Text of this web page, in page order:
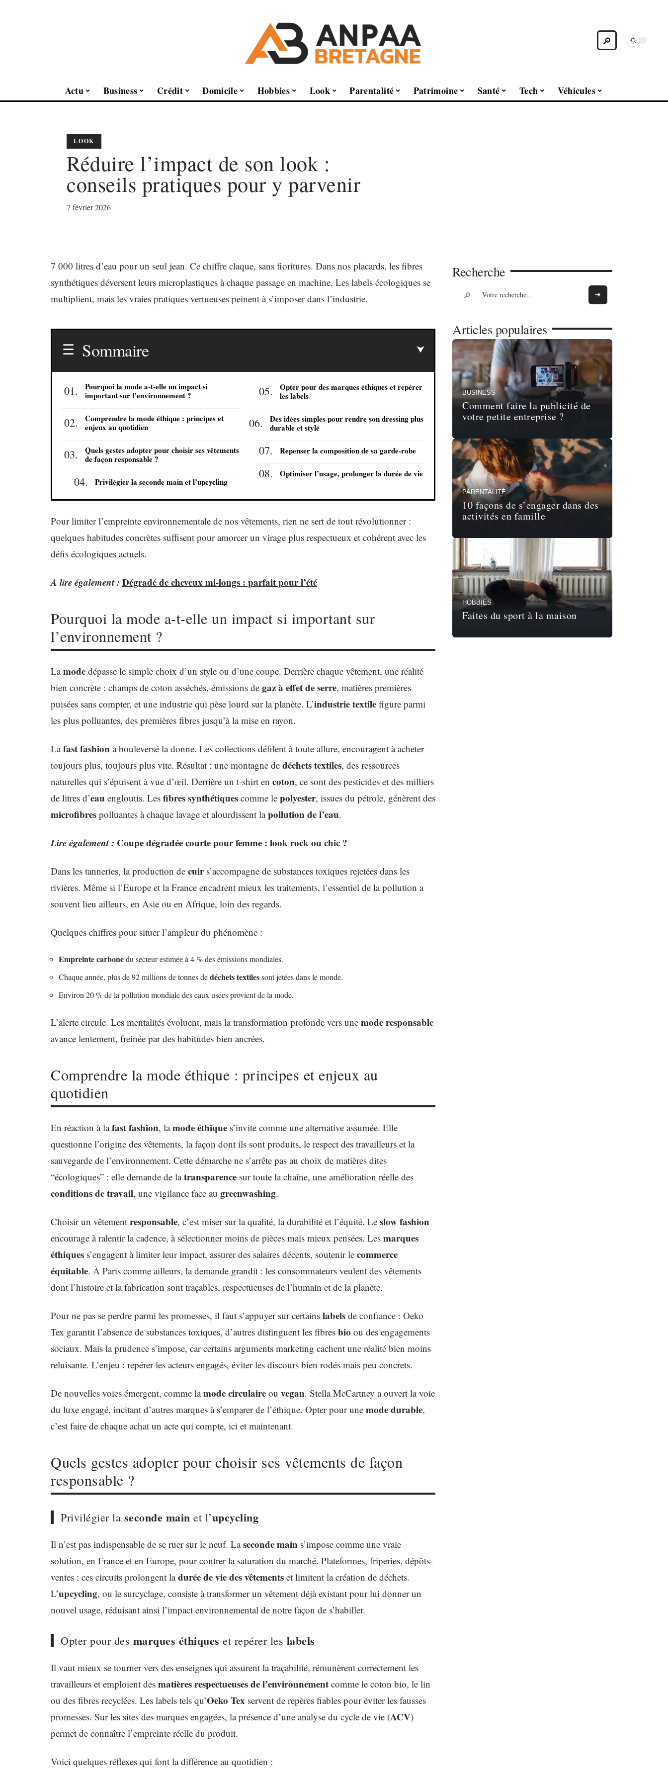
Actu Business Crédit Domicile Hobbies Look Parentalité Patrimoine Santé Tech Véhicules
LOOK
Réduire l’impact de son look :
conseils pratiques pour y parvenir
7 février 2026
7 000 litres d’eau pour un seul jean. Ce chiffre claque, sans fioritures. Dans nos placards, les fibres
synthétiques déversent leurs microplastiques à chaque passage en machine. Les labels écologiques se
multiplient, mais les vraies pratiques vertueuses peinent à s’imposer dans l’industrie.
Sommaire
Pourquoi la mode a-t-elle un impact si
important sur l’environnement ?
Comprendre la mode éthique : principes et
enjeux au quotidien
Quels gestes adopter pour choisir ses vêtements
de façon responsable ?
Privilégier la seconde main et l’upcycling
Opter pour des marques éthiques et repérer
les labels
Des idées simples pour rendre son dressing plus
durable et stylé
Repenser la composition de sa garde-robe
Optimiser l’usage, prolonger la durée de vie
Pour limiter l’empreinte environnementale de nos vêtements, rien ne sert de tout révolutionner :
quelques habitudes concrètes suffisent pour amorcer un virage plus respectueux et cohérent avec les
défis écologiques actuels.
A lire également : Dégradé de cheveux mi-longs : parfait pour l’été
Pourquoi la mode a-t-elle un impact si important sur
l’environnement ?
Lamode dépasse le simple choix d’un style ou d’une coupe. Derrière chaque vêtement, une réalité
bien concrète : champs de coton asséchés, émissions de gaz à effet de serre, matières premières
puisées sans compter, et une industrie qui pèse lourd sur la planète. L’industrie textile figure parmi
les plus polluantes, des premières fibres jusqu’à la mise en rayon.
Lafast fashion a bouleversé la donne. Les collections défilent à toute allure, encouragent à acheter
toujours plus, toujours plus vite. Résultat : une montagne de déchets textiles, des ressources
naturelles qui s’épuisent à vue d’œil. Derrière un t-shirt en coton, ce sont des pesticides et des milliers
de litres d’eau engloutis. Les fibres synthétiques comme le polyester, issues du pétrole, génèrent des
microfibres polluantes à chaque lavage et alourdissent lapollution de l’eau.
Lire également : Coupe dégradée courte pour femme : look rock ou chic ?
Dans les tanneries, la production de cuirs’accompagne de substances toxiques rejetées dans les
rivières. Même si l’Europe et la France encadrent mieux les traitements, l’essentiel de la pollution a
souvent lieu ailleurs, en Asie ou en Afrique, loin des regards.
Quelques chiffres pour situer l’ampleur du phénomène :
Empreinte carbonedu secteur estimée à 4 % des émissions mondiales.
Chaque année, plus de 92 millions de tonnes dedéchets textilessont jetées dans le monde.
Environ 20 % de la pollution mondiale des eaux usées provient de la mode.
L’alerte circule. Les mentalités évoluent, mais la transformation profonde vers une mode responsable
avance lentement, freinée par des habitudes bien ancrées.
Comprendre la mode éthique : principes et enjeux au
quotidien
En réaction à lafast fashion, lamode éthique s’invite comme une alternative assumée. Elle
questionne l’origine des vêtements, la façon dont ils sont produits, le respect des travailleurs et la
sauvegarde de l’environnement. Cette démarche ne s’arrête pas au choix de matières dites
“écologiques” : elle demande de latransparence sur toute la chaîne, une amélioration réelle des
conditions de travail, une vigilance face au greenwashing.
Choisir un vêtement responsable, c’est miser sur la qualité, la durabilité et l’équité. Le slow fashion
encourage à ralentir la cadence, à sélectionner moins de pièces mais mieux pensées. Les marques
éthiques s’engagent à limiter leur impact, assurer des salaires décents, soutenir le commerce
équitable. À Paris comme ailleurs, la demande grandit : les consommateurs veulent des vêtements
dont l’histoire et la fabrication sont traçables, respectueuses de l’humain et de la planète.
Pour ne pas se perdre parmi les promesses, il faut s’appuyer sur certains labels de confiance : Oeko
Tex garantit l’absence de substances toxiques, d’autres distinguent les fibres bio ou des engagements
sociaux. Mais la prudence s’impose, car certains arguments marketing cachent une réalité bien moins
reluisante. L’enjeu : repérer les acteurs engagés, éviter les discours bien rodés mais peu concrets.
De nouvelles voies émergent, comme lamode circulaire ou vegan. Stella McCartney a ouvert la voie
du luxe engagé, incitant d’autres marques à s’emparer de l’éthique. Opter pour une mode durable,
c’est faire de chaque achat un acte qui compte, ici et maintenant.
Quels gestes adopter pour choisir ses vêtements de façon
responsable ?
Privilégier la seconde main et l’upcycling
Il n’est pas indispensable de se ruer sur le neuf. Laseconde main s’impose comme une vraie
solution, en France et en Europe, pour contrer la saturation du marché. Plateformes, friperies, dépôts-
ventes : ces circuits prolongent ladurée de vie des vêtements et limitent la création de déchets.
L’upcycling, ou le surcyclage, consiste à transformer un vêtement déjà existant pour lui donner un
nouvel usage, réduisant ainsi l’impact environnemental de notre façon de s’habiller.
Opter pour des marques éthiques et repérer les labels
Il vaut mieux se tourner vers des enseignes qui assurent la traçabilité, rémunèrent correctement les
travailleurs et emploient des matières respectueuses de l’environnement comme le coton bio, le lin
ou des fibres recyclées. Les labels tels qu’Oeko Tex servent de repères fiables pour éviter les fausses
promesses. Sur les sites des marques engagées, la présence d’une analyse du cycle de vie (ACV)
permet de connaître l’empreinte réelle du produit.
Voici quelques réflexes qui font la différence au quotidien :
Recherche
Articles populaires
BUSINESS
Comment faire la publicité de
votre petite entreprise ?
PARENTALITÉ
10 façons de s’engager dans des
activités en famille
HOBBIES
Faites du sport à la maison